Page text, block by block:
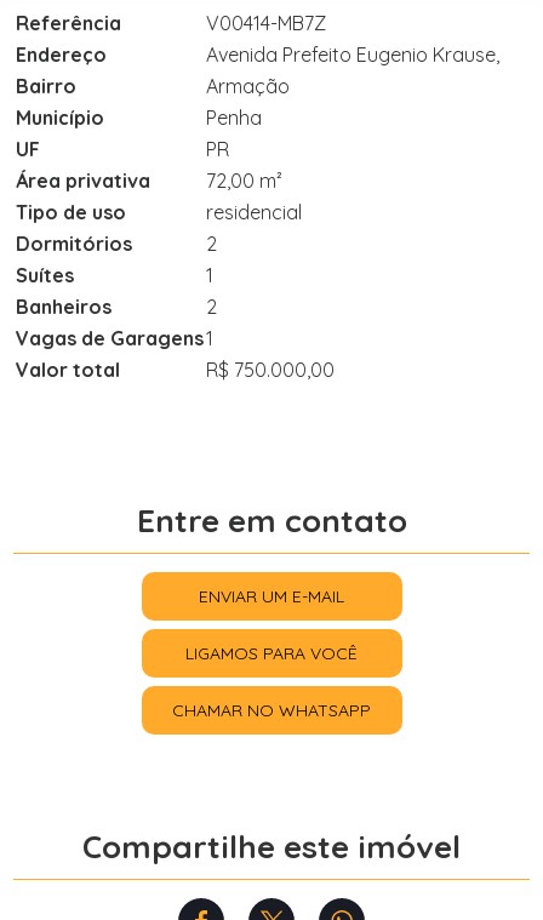
Referência
V00414-MB7Z
Endereço
Avenida Prefeito Eugenio Krause,
Bairro
Armação
Município
Penha
UF
PR
Área privativa
72,00 m²
Tipo de uso
residencial
Dormitórios
2
Suítes
1
Banheiros
2
Vagas de Garagens1
Valor total
R$ 750.000,00
Entre em contato
ENVIAR UM E-MAIL
LIGAMOS PARA VOCÊ
CHAMAR NO WHATSAPP
Compartilhe este imóvel